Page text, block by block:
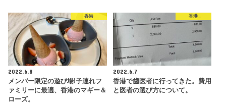
香港
2022.6.8
メンバー限定の遊び場!子連れフ
ァミリーに最適、香港のマギー＆
ローズ。
香港
2022.6.7
香港で歯医者に行ってきた。費用
と医者の選び方について。